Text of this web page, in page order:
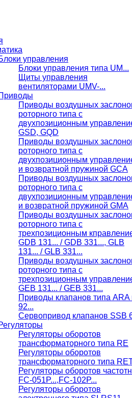
управления
Блоки управления типа UM...
Щиты управления
вентиляторами UMV-...
Приводы воздушных
роторного типа с
двухпозиционным
GSD, GQD
Приводы воздушных
роторного типа с
двухпозиционным
и возвратной пружиной GCA
Приводы воздушных
роторного типа с
двухпозиционным
и возвратной пружиной GMA
Приводы воздушных
роторного типа с
трехпозиционным
GDB 131... / GDB 331..., GLB
131... / GLB 331...
Приводы воздушных
роторного типа с
трехпозиционным
GEB 131... / GEB 331...
Приводы клапанов типа ARA
92...
Сервопривод клапанов SSB
Регуляторы оборотов
трансформаторного типа RE
Регуляторы оборотов
трансформаторного типа
Регуляторы оборотов
FC-051P...,FC-102P...
Регуляторы оборотов